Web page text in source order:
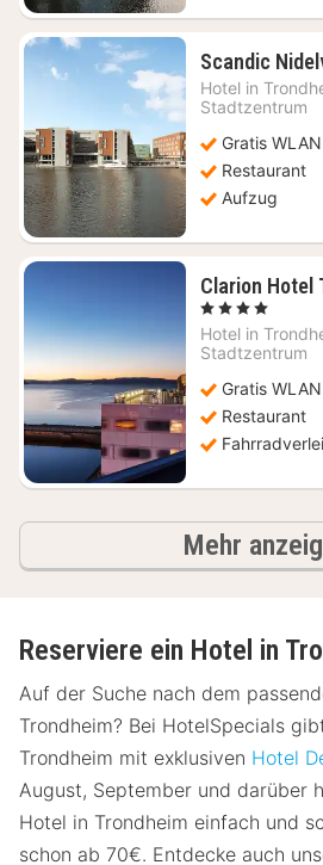
Scandic
Hotel in
Stadtzentrum
Gratis WLAN
Restaurant
Aufzug
Clarion Hotel
, 4 Sterne
Hotel in
Stadtzentrum
Gratis WLAN
Restaurant
Mehr
Reserviere ein Hotel in
Auf der Suche nach dem
Trondheim? Bei HotelSpecials
Trondheim mit exklusiven Hotel
August, September und darüber
Hotel in Trondheim einfach und
schon ab 70€. Entdecke auch